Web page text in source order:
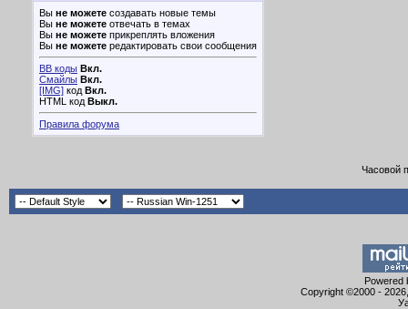
Вы не можете создавать новые темы
Вы не можете отвечать в темах
Вы не можете прикреплять вложения
Вы не можете редактировать свои сообщения
BB коды Вкл.
Смайлы Вкл.
[IMG] код Вкл.
HTML код Выкл.
Правила форума
Часовой
Powered
Copyright ©2000 -